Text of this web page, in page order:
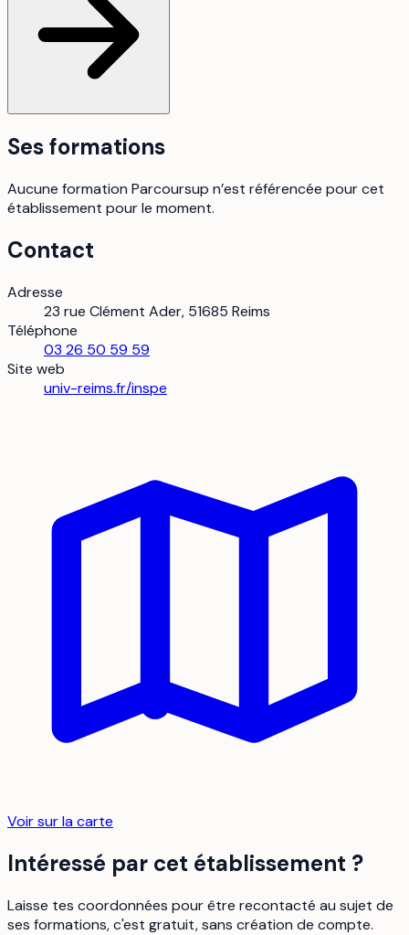
Ses formations
Aucune formation Parcoursup n’est référencée pour cet
établissement pour le moment.
Contact
Adresse
23 rue Clément Ader, 51685 Reims
Téléphone
03 26 50 59 59
Site web
univ-reims.fr/inspe
Voir sur la carte
Intéressé par cet établissement ?
Laisse tes coordonnées pour être recontacté au sujet de
ses formations, c'est gratuit, sans création de compte.